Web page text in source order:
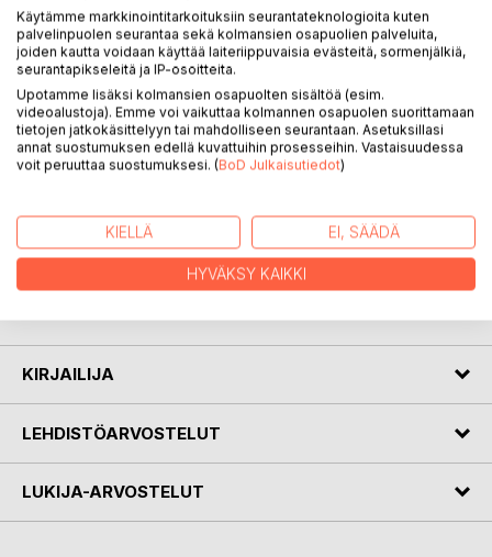
KUVAUS
Mitä tekisit, jos kotiplaneettasi olisi tuhon partaalla?
Tekisitkö mitä vain päästäksesi turvaan avaruuteen vai
jäisitkö taistelemaan kotirintamalle saastuttajia vastaan?
ilmastonmuutos on riistäytynyt käsistä, vaihtoehdot ovat
kortilla. Muuttunut tilanne saa ihmiset kohtaamaan oman
rajallisuutensa ja turvautumaan keinoihin, joita he eivät ikinä
olisi uskoneet käyttävänsä. Selviytymisessä kaikki on
KIRJAILIJA
LEHDISTÖARVOSTELUT
LUKIJA-ARVOSTELUT
Käytämme markkinointitarkoituksiin seurantateknologioita kuten
palvelinpuolen seurantaa sekä kolmansien osapuolien palveluita,
joiden kautta voidaan käyttää laiteriippuvaisia evästeitä, sormenjälkiä,
seurantapikseleitä ja IP-osoitteita.
Upotamme lisäksi kolmansien osapuolten sisältöä (esim.
videoalustoja). Emme voi vaikuttaa kolmannen osapuolen suorittamaan
tietojen jatkokäsittelyyn tai mahdolliseen seurantaan. Asetuksillasi
annat suostumuksen edellä kuvattuihin prosesseihin. Vastaisuudessa
voit peruuttaa suostumuksesi. (BoD Julkaisutiedot)
KIELLÄ EI, SÄÄDÄ
HYVÄKSY KAIKKI